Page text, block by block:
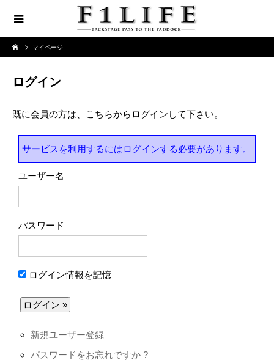
マイページ
ログイン
既に会員の方は、こちらからログインして下さい。
サービスを利用するにはログインする必要があります。
ユーザー名
パスワード
ログイン情報を記憶
新規ユーザー登録
パスワードをお忘れですか ?